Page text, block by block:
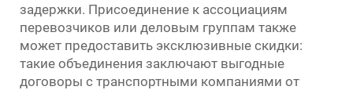
задержки. Присоединение к ассоциациям
перевозчиков или деловым группам также
может предоставить эксклюзивные скидки:
такие объединения заключают выгодные
договоры с транспортными компаниями от